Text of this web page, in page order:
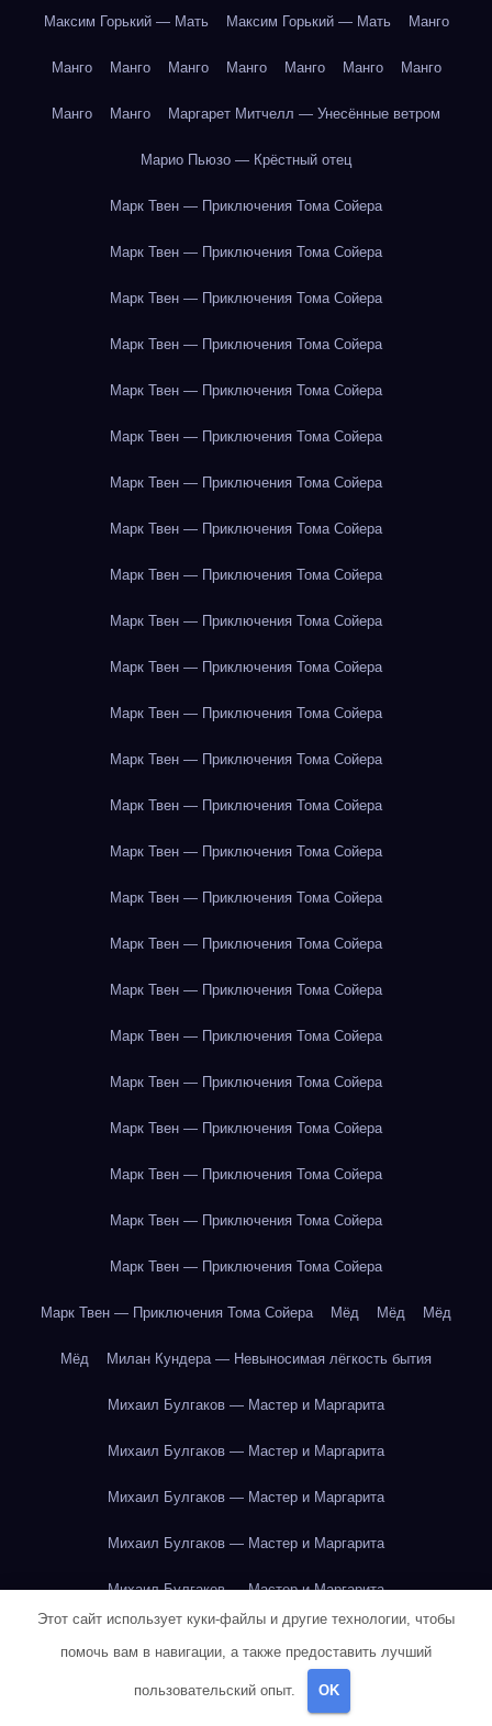
Максим Горький — Мать Максим Горький — Мать Манго
Манго Манго Манго Манго Манго Манго Манго
Манго Манго Маргарет Митчелл — Унесённые ветром
Марио Пьюзо — Крёстный отец
Марк Твен — Приключения Тома Сойера
Марк Твен — Приключения Тома Сойера
Марк Твен — Приключения Тома Сойера
Марк Твен — Приключения Тома Сойера
Марк Твен — Приключения Тома Сойера
Марк Твен — Приключения Тома Сойера
Марк Твен — Приключения Тома Сойера
Марк Твен — Приключения Тома Сойера
Марк Твен — Приключения Тома Сойера
Марк Твен — Приключения Тома Сойера
Марк Твен — Приключения Тома Сойера
Марк Твен — Приключения Тома Сойера
Марк Твен — Приключения Тома Сойера
Марк Твен — Приключения Тома Сойера
Марк Твен — Приключения Тома Сойера
Марк Твен — Приключения Тома Сойера
Марк Твен — Приключения Тома Сойера
Марк Твен — Приключения Тома Сойера
Марк Твен — Приключения Тома Сойера
Марк Твен — Приключения Тома Сойера
Марк Твен — Приключения Тома Сойера
Марк Твен — Приключения Тома Сойера
Марк Твен — Приключения Тома Сойера
Марк Твен — Приключения Тома Сойера
Марк Твен — Приключения Тома Сойера Мёд Мёд Мёд
Мёд Милан Кундера — Невыносимая лёгкость бытия
Михаил Булгаков — Мастер и Маргарита
Михаил Булгаков — Мастер и Маргарита
Михаил Булгаков — Мастер и Маргарита
Михаил Булгаков — Мастер и Маргарита
Михаил Булгаков — Мастер и Маргарита
Михаил Булгаков — Мастер и Маргарита
Этот сайт использует куки-файлы и другие технологии, чтобы
помочь вам в навигации, а также предоставить лучший
пользовательский опыт. OK